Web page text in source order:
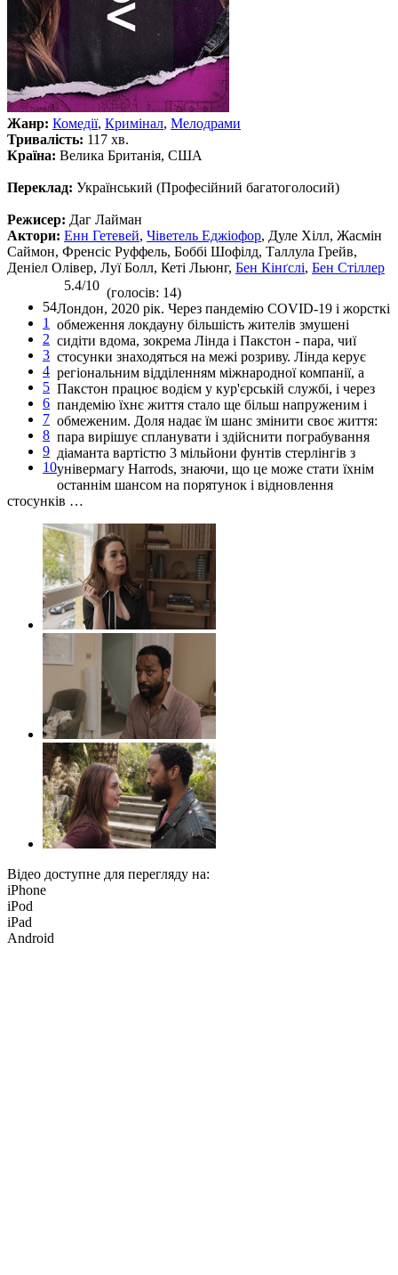
Жанр: Комедії, Кримінал, Мелодрами
Тривалість: 117 хв.
Країна: Велика Британія, США
Переклад: Український (Професійний багатоголосий)
Режисер: Даг Лайман
Актори: Енн Гетевей, Чіветель Еджіофор, Дуле Хілл, Жасмін
Саймон, Френсіс Руффель, Боббі Шофілд, Таллула Грейв,
Деніел Олівер, Луї Болл, Кеті Льюнг, Бен Кінґслі, Бен Стіллер
54
1
2
3
4
5
6
7
8
9
10
5.4/10 (голосів: 14)
Лондон, 2020 рік. Через пандемію COVID-19 і жорсткі
обмеження локдауну більшість жителів змушені
сидіти вдома, зокрема Лінда і Пакстон - пара, чиї
стосунки знаходяться на межі розриву. Лінда керує
регіональним відділенням міжнародної компанії, а
Пакстон працює водієм у кур'єрській службі, і через
пандемію їхнє життя стало ще більш напруженим і
обмеженим. Доля надає їм шанс змінити своє життя:
пара вирішує спланувати і здійснити пограбування
діаманта вартістю 3 мільйони фунтів стерлінгів з
універмагу Harrods, знаючи, що це може стати їхнім
останнім шансом на порятунок і відновлення
стосунків …
Відео доступне для перегляду на:
iPhone
iPod
iPad
Android